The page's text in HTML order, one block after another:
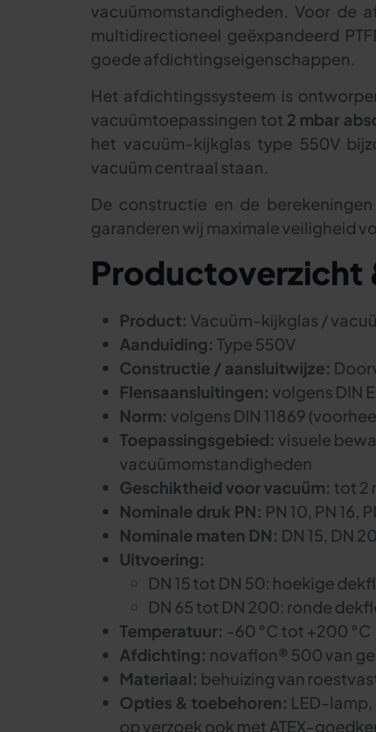
vacuümomstandigheden. Voor de
multidirectioneel geëxpandeerd
goede afdichtingseigenschappen.
Het afdichtingssysteem is
vacuümtoepassingen tot 2 mbar
het vacuüm-kijkglas type 550V
vacuüm centraal staan.
De constructie en de
garanderen wij maximale veiligheid
Productoverzicht
Product: Vacuüm-kijkglas /
Aanduiding: Type 550V
Constructie / aansluitwijze:
Flensaansluitingen: volgens DIN
Norm: volgens DIN 11869
Toepassingsgebied: visuele
vacuümomstandigheden
Geschiktheid voor vacuüm: tot 2
Nominale druk PN: PN 10, PN 16,
Nominale maten DN: DN 15, DN
Uitvoering:
DN 15 tot DN 50: hoekige
DN 65 tot DN 200: ronde
Temperatuur: -60 °C tot +200 °C
Afdichting: novaflon® 500 van
Materiaal: behuizing van
Opties & toebehoren: LED-
op verzoek ook met ATEX-